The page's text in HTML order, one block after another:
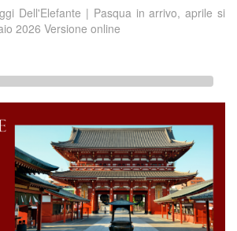
Dell'Elefante | Pasqua in arrivo, aprile si
2026 Versione online